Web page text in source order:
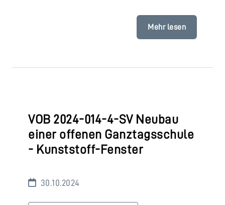
Mehr lesen
VOB 2024-014-4-SV Neubau
einer offenen Ganztagsschule
- Kunststoff-Fenster
30.10.2024